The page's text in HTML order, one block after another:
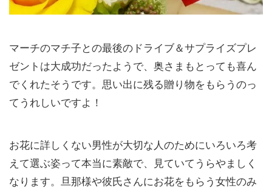
マーチのマチ子との最後のドライブ＆サプライズプレ
ゼントは大成功だったようで、奥さまもとっても喜ん
でくれたそうです。思い出に残る贈り物をもらうのっ
てうれしいですよ！
お花に詳しくない男性が大切な人のためにいろいろ考
えて選ぶ姿って本当に素敵で、見ていてうらやましく
なります。旦那様や彼氏さんにお花をもらう女性のみ